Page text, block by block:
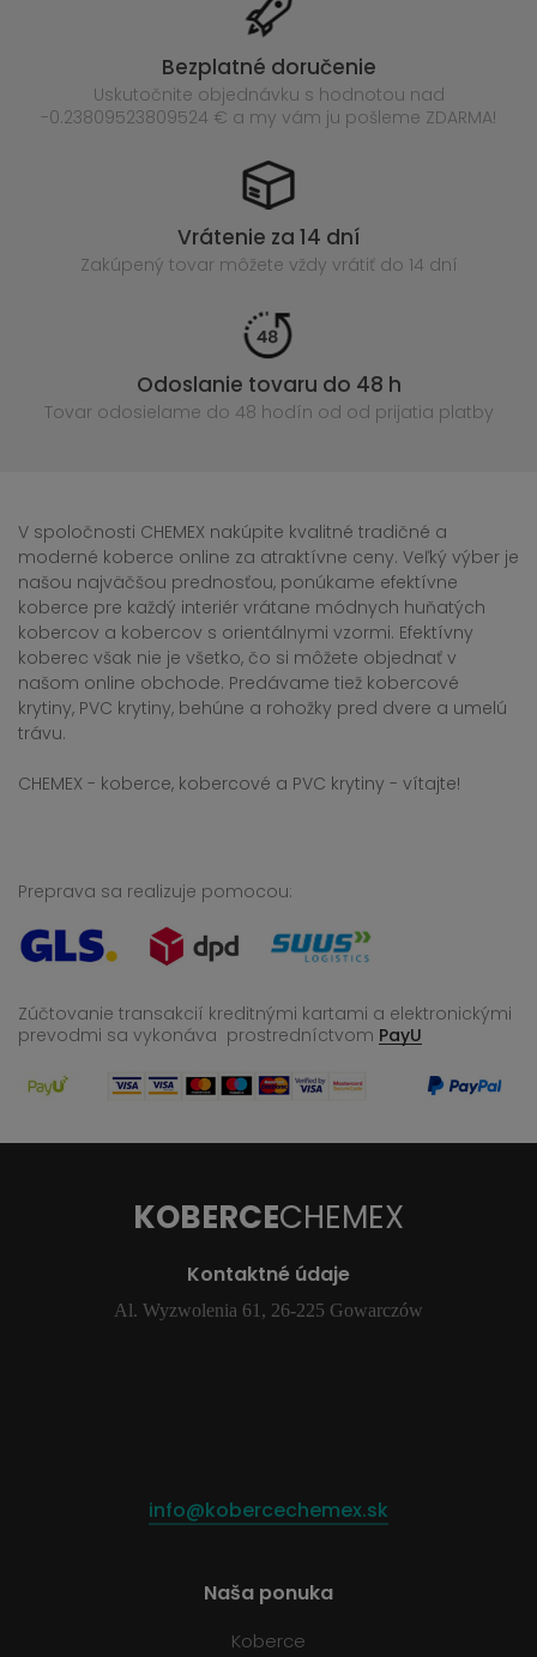
Bezplatné doručenie
Uskutočnite objednávku s hodnotou nad
-0.23809523809524 € a my vám ju pošleme ZDARMA!
Vrátenie za 14 dní
Zakúpený tovar môžete vždy vrátiť do 14 dní
Odoslanie tovaru do 48 h
Tovar odosielame do 48 hodín od od prijatia platby
V spoločnosti CHEMEX nakúpite kvalitné tradičné a
moderné koberce online za atraktívne ceny. Veľký výber je
našou najväčšou prednosťou, ponúkame efektívne
koberce pre každý interiér vrátane módnych huňatých
kobercov a kobercov s orientálnymi vzormi. Efektívny
koberec však nie je všetko, čo si môžete objednať v
našom online obchode. Predávame tiež kobercové
krytiny, PVC krytiny, behúne a rohožky pred dvere a umelú
trávu.
CHEMEX - koberce, kobercové a PVC krytiny - vítajte!
Preprava sa realizuje pomocou:
Zúčtovanie transakcií kreditnými kartami a elektronickými
prevodmi sa vykonáva prostredníctvom PayU
KOBERCECHEMEX
Kontaktné údaje
Al. Wyzwolenia 61, 26-225 Gowarczów
info@kobercechemex.sk
Naša ponuka
Koberce